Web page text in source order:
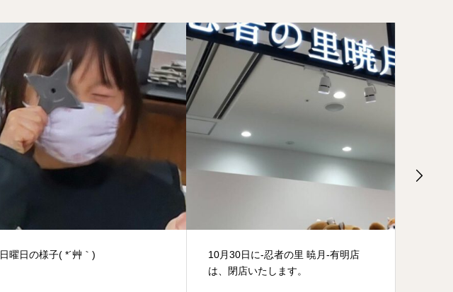
日曜日の様子( *´艸｀)
10月30日に‐忍者の里 暁月‐有明店
は、閉店いたします。